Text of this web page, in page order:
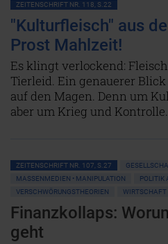
ZEITENSCHRIFT NR. 118, S.22
"Kulturfleisch" aus
Prost Mahlzeit!
Es klingt verlockend:
Tierleid. Ein genauerer
auf den Magen. Denn um
aber um Krieg und Kontrolle.
ZEITENSCHRIFT NR. 107, S.27
MASSENMEDIEN • MANIPULATION
POLITIK
VERSCHWÖRUNGSTHEORIEN
WIRTSCHAFT
Finanzkollaps:
geht